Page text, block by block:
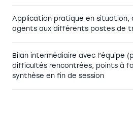
Application pratique en situation,
agents aux différents postes de
Bilan intermédiaire avec l’équipe
difficultés rencontrées, points à
synthèse en fin de session